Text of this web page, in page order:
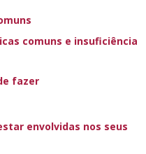
comuns e insuficiência
fazer
envolvidas nos seus
ou drogas com o seu
no tratamento de
ou drogas e poderão
ajudar os doentes e
problema.
comuns e insuficiência